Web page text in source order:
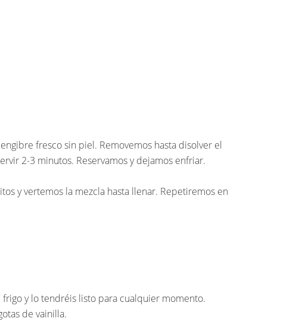
fresco sin piel. Removemos hasta disolver el
2-3 minutos. Reservamos y dejamos enfriar.
y vertemos la mezcla hasta llenar. Repetiremos en
y lo tendréis listo para cualquier momento.
de vainilla.